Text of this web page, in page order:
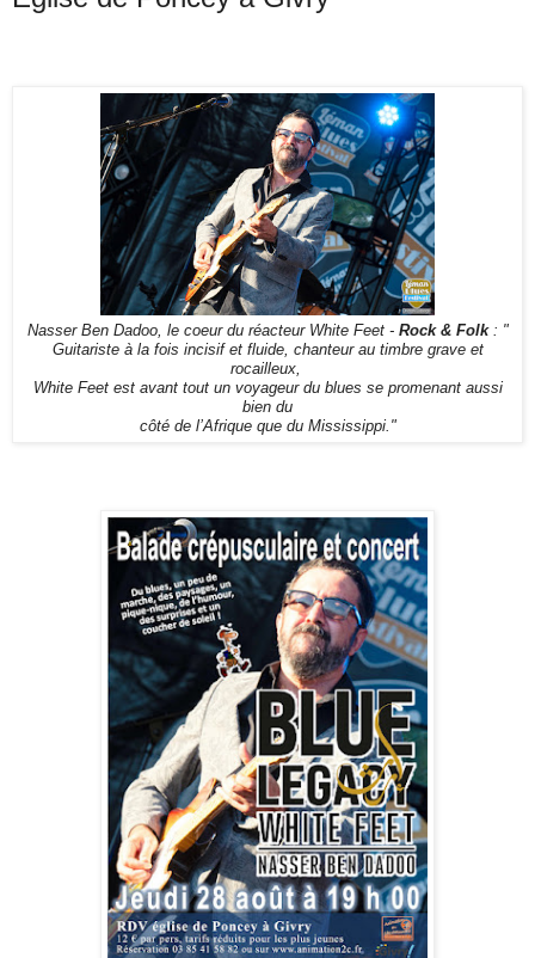
Nasser Ben Dadoo, le coeur du réacteur White Feet - Rock & Folk: "
Guitariste à la fois incisif et fluide, chanteur au timbre grave et
rocailleux,
White Feet est avant tout un voyageur du blues se promenant aussi
bien du
côté de l’Afrique que du Mississippi."